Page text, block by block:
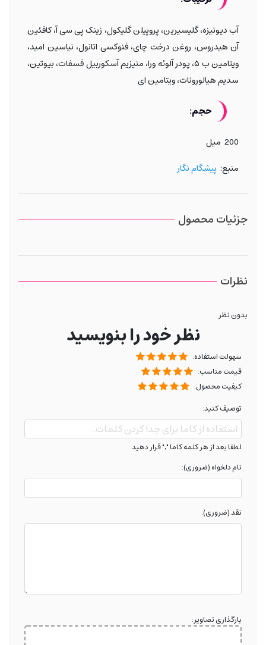
آب دیونیزه، گلیسیرین، پروپیلن گلیکول، زینک پی سی آ، کافئین
آن هیدروس، روغن درخت چای، فنوکسی اتانول، نیاسین امید،
ویتامین ب ۵، پودر آلوئه ورا، منیزیم آسکوربیل فسفات، بیوتین،
سدیم هیالورونات، ویتامین ای
حجم:
200 میل
منبع: پیشگام نگار
جزئیات محصول
نظرات
بدون نظر
نظر خود را بنویسید
سهولت استفاده:
قیمت مناسب:
کیفیت محصول:
توصیف کنید:
لطفا بعد از هر کلمه کاما "," قرار دهید.
نام دلخواه (ضروری):
نقد (ضروری):
بارگذاری تصاویر: